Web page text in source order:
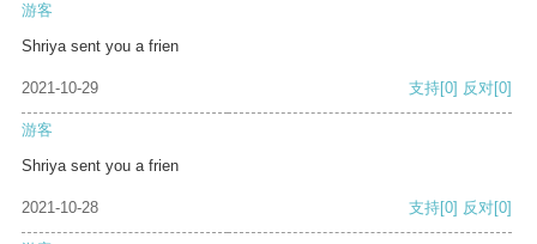
游客
Shriya sent you a frien
2021-10-29 支持[0] 反对[0]
游客
Shriya sent you a frien
2021-10-28 支持[0] 反对[0]